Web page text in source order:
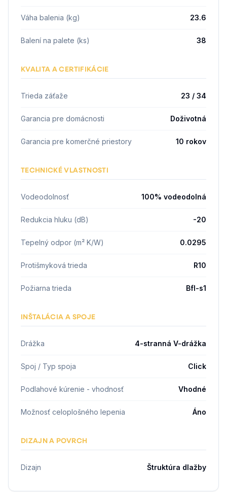
Váha balenia (kg) 23.6
Balení na palete (ks) 38
KVALITA A CERTIFIKÁCIE
Trieda záťaže 23 / 34
Garancia pre domácnosti Doživotná
Garancia pre komerčné priestory 10 rokov
TECHNICKÉ VLASTNOSTI
Vodeodolnosť 100% vodeodolná
Redukcia hluku (dB) -20
Tepelný odpor (m² K/W) 0.0295
Protišmyková trieda R10
Požiarna trieda Bfl-s1
INŠTALÁCIA A SPOJE
Drážka 4-stranná V-drážka
Spoj / Typ spoja Click
Podlahové kúrenie - vhodnosť Vhodné
Možnosť celoplošného lepenia Áno
DIZAJN A POVRCH
Dizajn Štruktúra dlažby